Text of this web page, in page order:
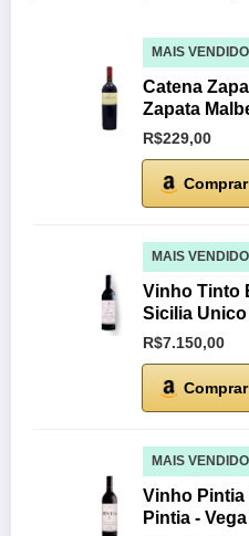
MAIS
Catena
Zapata
R$229,00
MAIS
Vinho Tinto
Sicilia Unico
R$7.150,00
MAIS
Vinho Pintia
Pintia -